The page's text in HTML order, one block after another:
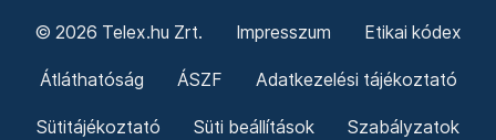
© 2026 Telex.hu Zrt. Impresszum Etikai kódex
Átláthatóság ÁSZF Adatkezelési tájékoztató
Sütitájékoztató Süti beállítások Szabályzatok